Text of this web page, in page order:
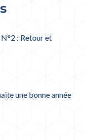
: Retour et
une bonne année